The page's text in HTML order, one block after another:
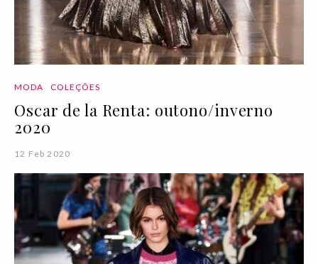
MODA COLEÇÕES
Oscar de la Renta: outono/inverno
2020
12 Feb 2020